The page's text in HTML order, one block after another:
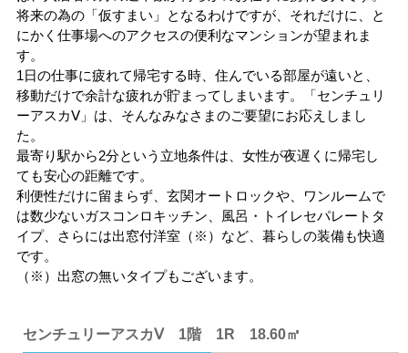
将来の為の「仮すまい」となるわけですが、それだけに、と
にかく仕事場へのアクセスの便利なマンションが望まれま
す。
1日の仕事に疲れて帰宅する時、住んでいる部屋が遠いと、
移動だけで余計な疲れが貯まってしまいます。「センチュリ
ーアスカⅤ」は、そんなみなさまのご要望にお応えしまし
た。
最寄り駅から2分という立地条件は、女性が夜遅くに帰宅し
ても安心の距離です。
利便性だけに留まらず、玄関オートロックや、ワンルームで
は数少ないガスコンロキッチン、風呂・トイレセパレートタ
イプ、さらには出窓付洋室（※）など、暮らしの装備も快適
です。
（※）出窓の無いタイプもございます。
センチュリーアスカⅤ 1階 1R 18.60㎡